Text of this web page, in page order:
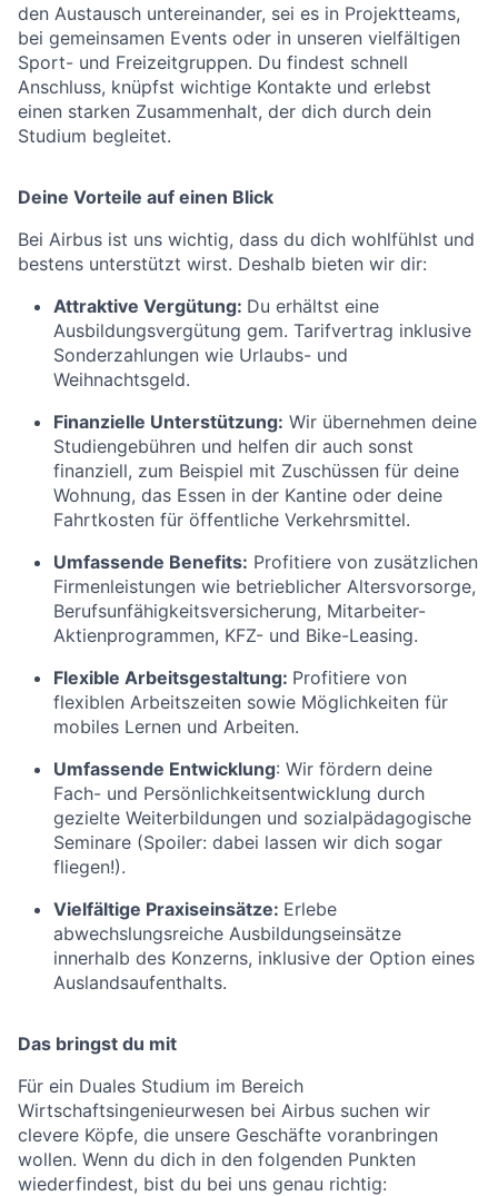
den Austausch untereinander, sei es in Projektteams,
bei gemeinsamen Events oder in unseren vielfältigen
Sport- und Freizeitgruppen. Du findest schnell
Anschluss, knüpfst wichtige Kontakte und erlebst
einen starken Zusammenhalt, der dich durch dein
Studium begleitet.
Deine Vorteile auf einen Blick
Bei Airbus ist uns wichtig, dass du dich wohlfühlst und
bestens unterstützt wirst. Deshalb bieten wir dir:
Attraktive Vergütung: Du erhältst eine
Ausbildungsvergütung gem. Tarifvertrag inklusive
Sonderzahlungen wie Urlaubs- und
Weihnachtsgeld.
Finanzielle Unterstützung: Wir übernehmen deine
Studiengebühren und helfen dir auch sonst
finanziell, zum Beispiel mit Zuschüssen für deine
Wohnung, das Essen in der Kantine oder deine
Fahrtkosten für öffentliche Verkehrsmittel.
Umfassende Benefits: Profitiere von zusätzlichen
Firmenleistungen wie betrieblicher Altersvorsorge,
Berufsunfähigkeitsversicherung, Mitarbeiter-
Aktienprogrammen, KFZ- und Bike-Leasing.
Flexible Arbeitsgestaltung: Profitiere von
flexiblen Arbeitszeiten sowie Möglichkeiten für
mobiles Lernen und Arbeiten.
Umfassende Entwicklung: Wir fördern deine
Fach- und Persönlichkeitsentwicklung durch
gezielte Weiterbildungen und sozialpädagogische
Seminare (Spoiler: dabei lassen wir dich sogar
fliegen!).
Vielfältige Praxiseinsätze: Erlebe
abwechslungsreiche Ausbildungseinsätze
innerhalb des Konzerns, inklusive der Option eines
Auslandsaufenthalts.
Das bringst du mit
Für ein Duales Studium im Bereich
Wirtschaftsingenieurwesen bei Airbus suchen wir
clevere Köpfe, die unsere Geschäfte voranbringen
wollen. Wenn du dich in den folgenden Punkten
wiederfindest, bist du bei uns genau richtig: